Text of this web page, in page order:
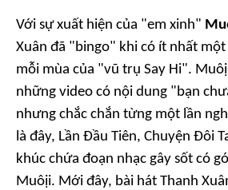
Với sự xuất hiện của "em xinh"
Xuân đã "bingo" khi có ít nhất
mỗi mùa của "vũ trụ Say Hi".
những video có nội dung "bạn
nhưng chắc chắn từng một lần
là đây, Lần Đầu Tiên, Chuyện Đôi
khúc chứa đoạn nhạc gây sốt có
Muôịi. Mới đây, bài hát Thanh